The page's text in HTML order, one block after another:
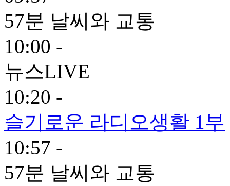
57분 날씨와 교통
10:00 -
뉴스LIVE
10:20 -
슬기로운 라디오생활 1부
10:57 -
57분 날씨와 교통